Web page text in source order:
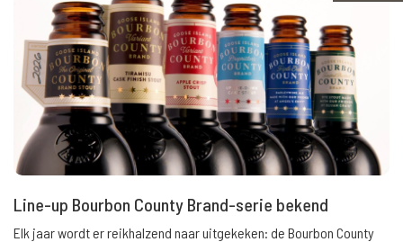
Line-up Bourbon County Brand-serie bekend
Elk jaar wordt er reikhalzend naar uitgekeken: de Bourbon County